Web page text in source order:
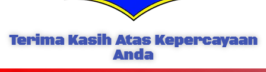
Terima Kasih Atas Kepercayaan
Anda